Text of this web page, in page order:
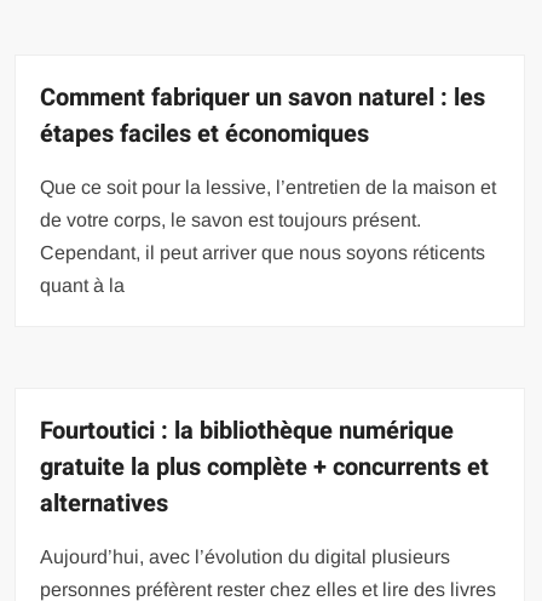
Comment fabriquer un savon naturel : les
étapes faciles et économiques
Que ce soit pour la lessive, l’entretien de la maison et
de votre corps, le savon est toujours présent.
Cependant, il peut arriver que nous soyons réticents
quant à la
Fourtoutici : la bibliothèque numérique
gratuite la plus complète + concurrents et
alternatives
Aujourd’hui, avec l’évolution du digital plusieurs
personnes préfèrent rester chez elles et lire des livres